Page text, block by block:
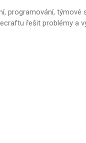
programování, týmové
řešit problémy a